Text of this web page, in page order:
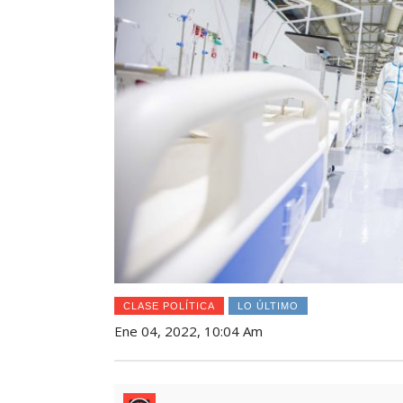
CLASE POLÍTICA LO ÚLTIMO
Ene 04, 2022, 10:04 Am